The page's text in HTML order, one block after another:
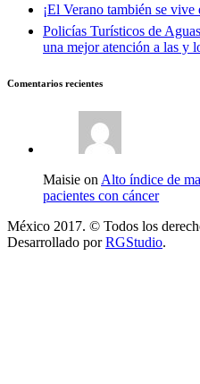
¡El Verano también se
Policías Turísticos de
una mejor atención a las y
Comentarios recientes
Maisie on Alto índice de
pacientes con cáncer
México 2017. © Todos los
Desarrollado porRGStudio.